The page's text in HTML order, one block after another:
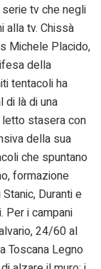
tv che negli
alla tv. Chissà
Michele Placido,
della
tentacoli ha
di là di una
stasera con
della sua
che spuntano
formazione
Duranti e
Per i campani
24/60 al
Toscana Legno